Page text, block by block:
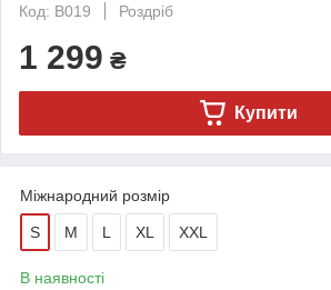
Код: B019
Роздріб
1 299 ₴
Купити
Міжнародний розмір
S M L XL XXL
В наявності